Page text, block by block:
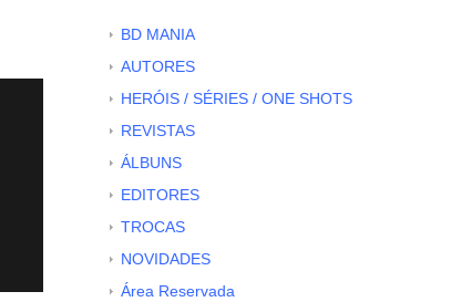
BD MANIA
AUTORES
HERÓIS / SÉRIES / ONE SHOTS
REVISTAS
ÁLBUNS
EDITORES
TROCAS
NOVIDADES
Área Reservada